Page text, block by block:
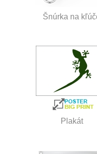
Šnúrka na
Plakát